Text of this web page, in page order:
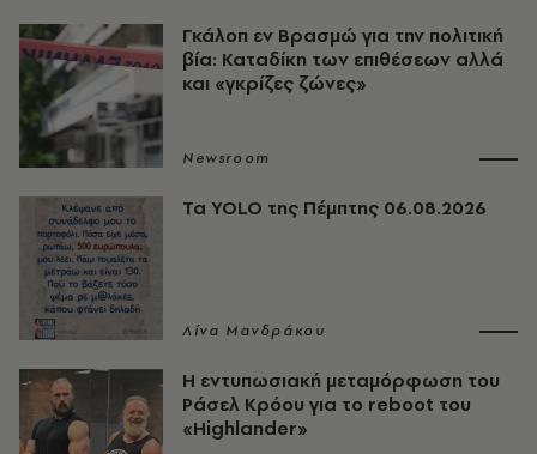
Γκάλοπ εν Βρασμώ για την πολιτική
βία: Καταδίκη των επιθέσεων αλλά
και «γκρίζες ζώνες»
Newsroom
Τα YOLO της Πέμπτης 06.08.2026
Λίνα Μανδράκου
Η εντυπωσιακή μεταμόρφωση του
Ράσελ Κρόου για το reboot του
«Highlander»